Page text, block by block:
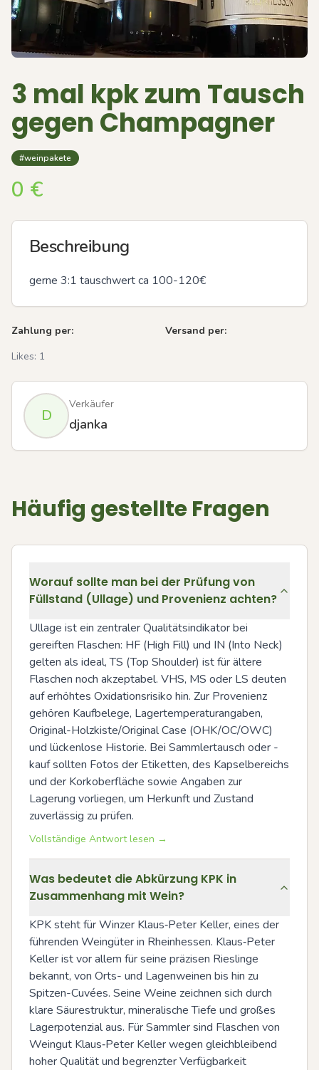
3 mal kpk zum Tausch
gegen Champagner
#weinpakete
0 €
Beschreibung
gerne 3:1 tauschwert ca 100-120€
Zahlung per:
Versand per:
Likes: 1
D
Verkäufer
djanka
Häufig gestellte Fragen
Worauf sollte man bei der Prüfung von
Füllstand (Ullage) und Provenienz achten?
Ullage ist ein zentraler Qualitätsindikator bei
gereiften Flaschen: HF (High Fill) und IN (Into Neck)
gelten als ideal, TS (Top Shoulder) ist für ältere
Flaschen noch akzeptabel. VHS, MS oder LS deuten
auf erhöhtes Oxidationsrisiko hin. Zur Provenienz
gehören Kaufbelege, Lagertemperaturangaben,
Original-Holzkiste/Original Case (OHK/OC/OWC)
und lückenlose Historie. Bei Sammlertausch oder -
kauf sollten Fotos der Etiketten, des Kapselbereichs
und der Korkoberfläche sowie Angaben zur
Lagerung vorliegen, um Herkunft und Zustand
zuverlässig zu prüfen.
Vollständige Antwort lesen →
Was bedeutet die Abkürzung KPK in
Zusammenhang mit Wein?
KPK steht für Winzer Klaus‑Peter Keller, eines der
führenden Weingüter in Rheinhessen. Klaus‑Peter
Keller ist vor allem für seine präzisen Rieslinge
bekannt, von Orts- und Lagenweinen bis hin zu
Spitzen-Cuvées. Seine Weine zeichnen sich durch
klare Säurestruktur, mineralische Tiefe und großes
Lagerpotenzial aus. Für Sammler sind Flaschen von
Weingut Klaus‑Peter Keller wegen gleichbleibend
hoher Qualität und begrenzter Verfügbarkeit